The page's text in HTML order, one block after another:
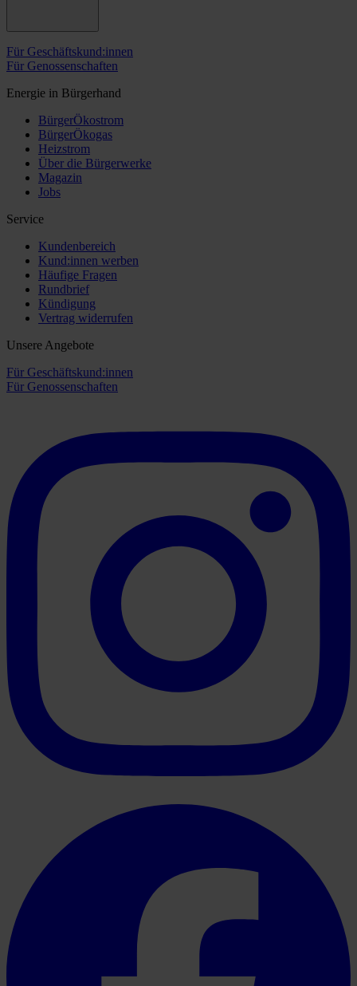
Für Geschäftskund:innen
Für Genossenschaften
Energie in Bürgerhand
BürgerÖkostrom
BürgerÖkogas
Heizstrom
Über die Bürgerwerke
Magazin
Jobs
Service
Kundenbereich
Kund:innen werben
Häufige Fragen
Rundbrief
Kündigung
Vertrag widerrufen
Unsere Angebote
Für Geschäftskund:innen
Für Genossenschaften